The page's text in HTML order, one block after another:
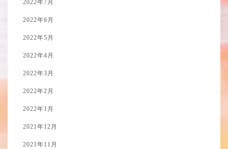
2022年7月
2022年6月
2022年5月
2022年4月
2022年3月
2022年2月
2022年1月
2021年12月
2021年11月